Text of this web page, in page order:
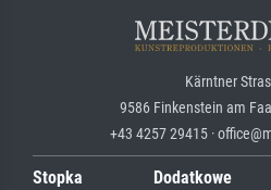
Kärntner
9586 Finkenstein am
+43 4257 29415 ·
Stopka
Dodatkowe